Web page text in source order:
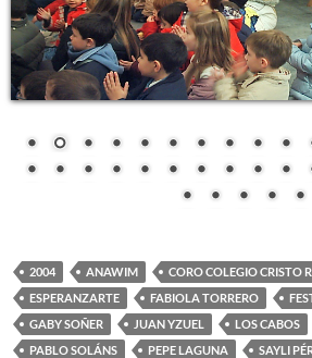
2004 ANAWIM
CORO COLEGIO CRISTO
ESPERANZARTE
FABIOLA TORRERO
GABY SOÑER
JUAN YZUEL LOS CABOS
PABLO SOLÁNS
PEPE LAGUNA SAYLI